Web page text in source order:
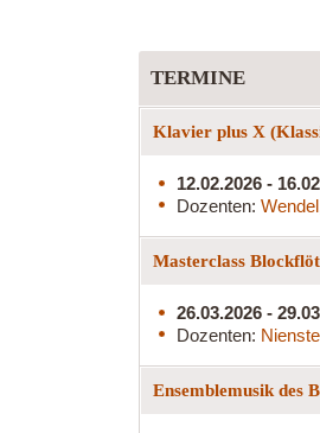
TERMINE
Klavier plus X
12.02.2026 -
Dozenten:
Masterclass
26.03.2026 -
Dozenten:
Ensemblemusik des